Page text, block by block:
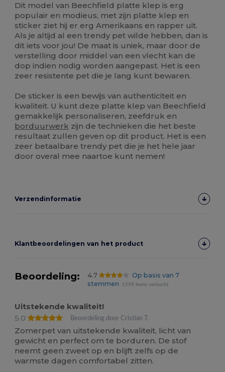
Dit model van Beechfield platte klep is erg
populair en modieus, met zijn platte klep en
sticker ziet hij er erg Amerikaans en rapper uit.
Als je altijd al een trendy pet wilde hebben, dan is
dit iets voor jou! De maat is uniek, maar door de
verstelling door middel van een vlecht kan de
dop indien nodig worden aangepast. Het is een
zeer resistente pet die je lang kunt bewaren.
De sticker is een bewijs van authenticiteit en
kwaliteit. U kunt deze platte klep van Beechfield
gemakkelijk personaliseren, zeefdruk en
borduurwerk zijn de technieken die het beste
resultaat zullen geven op dit product. Het is een
zeer betaalbare trendy pet die je het hele jaar
door overal mee naartoe kunt nemen!
Verzendinformatie
Klantbeoordelingen van het product
Beoordeling: 4.7
Op basis van 7
stemmen
1559 items verkocht
Uitstekende kwaliteit!
5.0
Beoordeling door Cristian T.
Zomerpet van uitstekende kwaliteit, licht van
gewicht en perfect om te borduren. De stof
neemt geen zweet op en blijft zelfs op de
warmste dagen comfortabel zitten.